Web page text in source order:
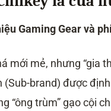
Gaming Gear và
mới mẻ, nhưng “gia
brand) được
“ông trùm” gạo cội